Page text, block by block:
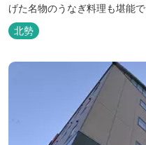
げた名物のうなぎ料理も堪能で
北勢